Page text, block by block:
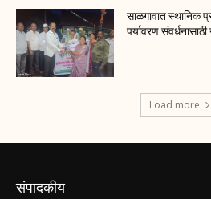
साळगावात स्थानिक
पर्यावरण
Load more
संपादकीय